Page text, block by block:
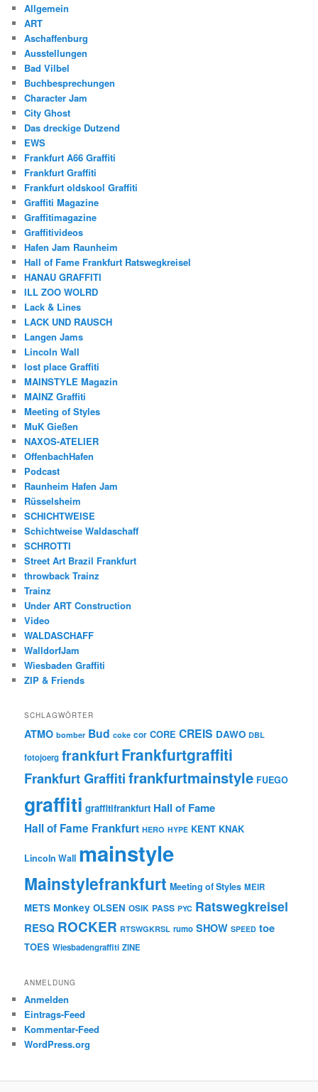
Allgemein
ART
Aschaffenburg
Ausstellungen
Bad Vilbel
Buchbesprechungen
Character Jam
City Ghost
Das dreckige Dutzend
EWS
Frankfurt A66 Graffiti
Frankfurt Graffiti
Frankfurt oldskool Graffiti
Graffiti Magazine
Graffitimagazine
Graffitivideos
Hafen Jam Raunheim
Hall of Fame Frankfurt Ratswegkreisel
HANAU GRAFFITI
ILL ZOO WOLRD
Lack & Lines
LACK UND RAUSCH
Langen Jams
Lincoln Wall
lost place Graffiti
MAINSTYLE Magazin
MAINZ Graffiti
Meeting of Styles
MuK Gießen
NAXOS-ATELIER
OffenbachHafen
Podcast
Raunheim Hafen Jam
Rüsselsheim
SCHICHTWEISE
Schichtweise Waldaschaff
SCHROTTI
Street Art Brazil Frankfurt
throwback Trainz
Trainz
Under ART Construction
Video
WALDASCHAFF
WalldorfJam
Wiesbaden Graffiti
ZIP & Friends
SCHLAGWÖRTER
ATMO bomber Bud coke cor CORE CREIS DAWO DBL
fotojoerg frankfurtFrankfurtgraffiti
Frankfurt Graffitifrankfurtmainstyle FUEGO
graffiti graffitifrankfurt Hall of Fame
Hall of Fame Frankfurt HERO HYPE KENT KNAK
Lincoln Wall mainstyle
Mainstylefrankfurt Meeting of Styles MEIR
METS Monkey OLSEN OSIK PASS PYC Ratswegkreisel
RESQ ROCKER RTSWGKRSL rumo SHOW SPEED toe
TOES Wiesbadengraffiti ZINE
ANMELDUNG
Anmelden
Eintrags-Feed
Kommentar-Feed
WordPress.org